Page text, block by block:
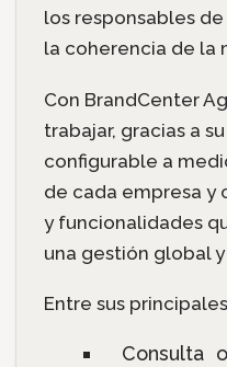
los responsables
la coherencia de la
Con BrandCenter
trabajar, gracias a
configurable a
de cada empresa y
y funcionalidades
una gestión global
Entre sus
Consulta